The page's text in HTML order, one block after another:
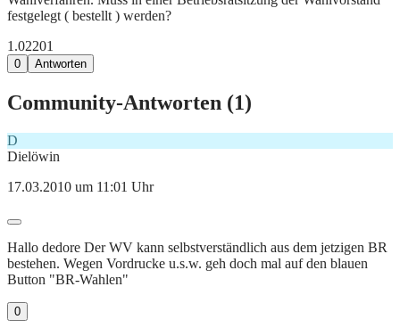
festgelegt ( bestellt ) werden?
1.02201
0 Antworten
Community-Antworten (1)
D
Dielöwin
17.03.2010 um 11:01 Uhr
Hallo dedore Der WV kann selbstverständlich aus dem jetzigen BR
bestehen. Wegen Vordrucke u.s.w. geh doch mal auf den blauen
Button "BR-Wahlen"
0